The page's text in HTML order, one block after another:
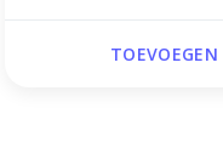
TOEVOEGEN